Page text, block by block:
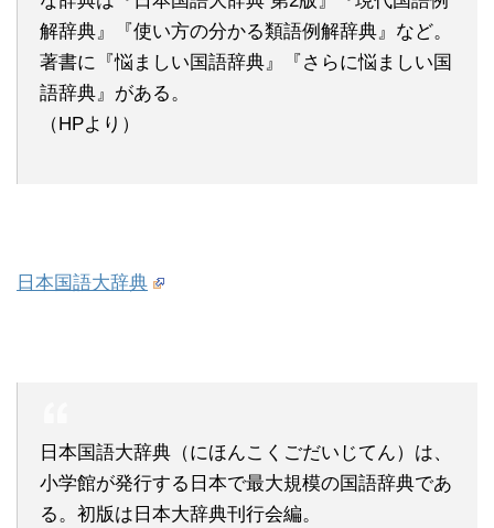
解辞典』『使い方の分かる類語例解辞典』など。
著書に『悩ましい国語辞典』『さらに悩ましい国
語辞典』がある。
（HPより）
日本国語大辞典
日本国語大辞典（にほんこくごだいじてん）は、
小学館が発行する日本で最大規模の国語辞典であ
る。初版は日本大辞典刊行会編。